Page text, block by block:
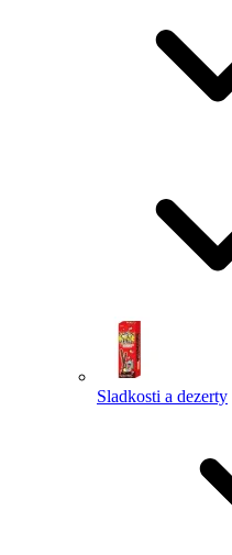
Sladkosti a dezerty